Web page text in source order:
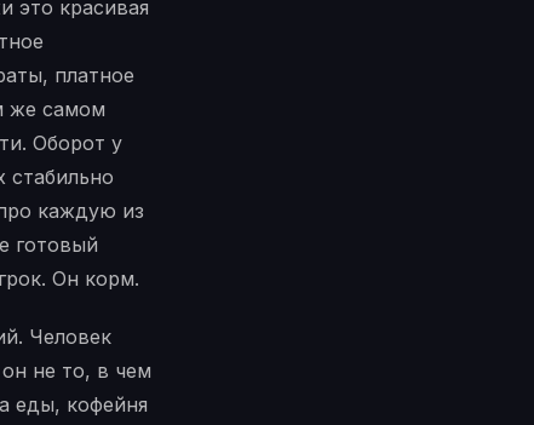
это красивая
платное
же самом
Оборот у
стабильно
каждую из
готовый
Он корм.
Человек
не то, в чем
еды, кофейня